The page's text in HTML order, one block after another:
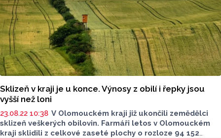
Sklizeň v kraji je u konce. Výnosy z obilí i řepky jsou
vyšší než loni
23.08.22 10:38 V Olomouckém kraji již ukončili zemědělci
sklizeň veškerých obilovin. Farmáři letos v Olomouckém
kraji sklidili z celkové zaseté plochy o rozloze 94 152